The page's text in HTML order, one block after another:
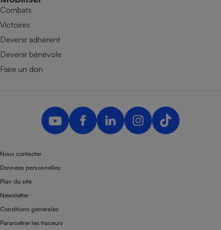
Combats
Victoires
Devenir adhérent
Devenir bénévole
Faire un don
Nous contacter
Données personnelles
Plan du site
Newsletter
Conditions générales
Paramétrer les traceurs